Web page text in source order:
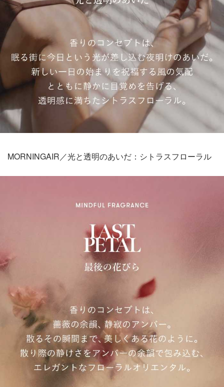
MORNINGAIR／光と透明のあいだ：シトラスフローラル